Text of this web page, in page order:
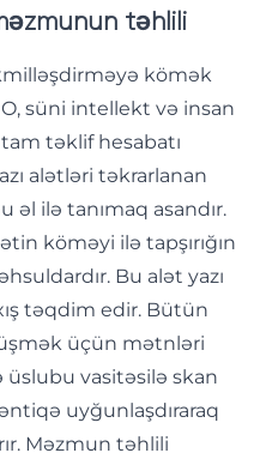
təhlili
kömək
süni intellekt və insan
təklif hesabatı
alətləri təkrarlanan
əl ilə tanımaq asandır.
köməyi ilə tapşırığın
Bu alət yazı
təqdim edir. Bütün
üçün mətnləri
vasitəsilə skan
uyğunlaşdıraraq
Məzmun təhlili